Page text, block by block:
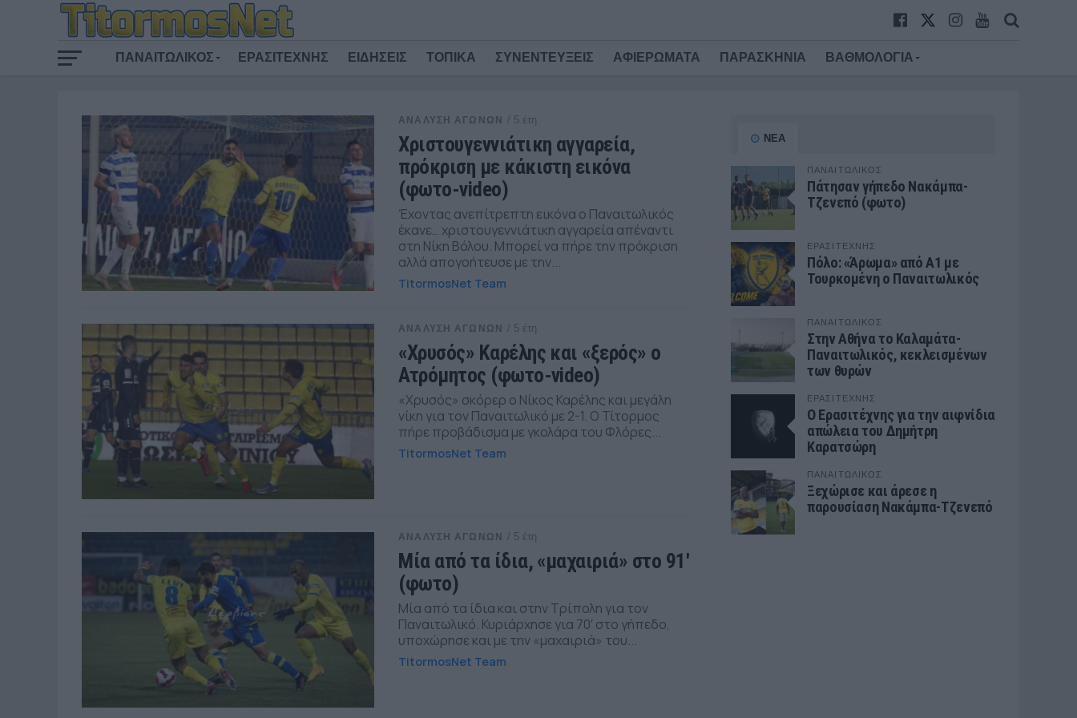
ΠΑΝΑΙΤΩΛΙΚΟΣ ΕΡΑΣΙΤΕΧΝΗΣ ΕΙΔΗΣΕΙΣ ΤΟΠΙΚΑ ΣΥΝΕΝΤΕΥΞΕΙΣ ΑΦΙΕΡΩΜΑΤΑ ΠΑΡΑΣΚΗΝΙΑ ΒΑΘΜΟΛΟΓΙΑ
ΑΝΑΛΥΣΗ ΑΓΩΝΩΝ / 5 έτη
Χριστουγεννιάτικη αγγαρεία,
πρόκριση με κάκιστη εικόνα
(φωτο-video)
Έχοντας ανεπίτρεπτη εικόνα ο Παναιτωλικός
έκανε… χριστουγεννιάτικη αγγαρεία απέναντι
στη Νίκη Βόλου. Μπορεί να πήρε την πρόκριση
αλλά απογοήτευσε με την...
TitormosNet Team
ΑΝΑΛΥΣΗ ΑΓΩΝΩΝ / 5 έτη
«Χρυσός» Καρέλης και «ξερός» ο
Ατρόμητος (φωτο-video)
«Χρυσός» σκόρερ ο Νίκος Καρέλης και μεγάλη
νίκη για τον Παναιτωλικό με 2-1. Ο Τίτορμος
πήρε προβάδισμα με γκολάρα του Φλόρες...
TitormosNet Team
ΑΝΑΛΥΣΗ ΑΓΩΝΩΝ / 5 έτη
Μία από τα ίδια, «μαχαιριά» στο 91′
(φωτο)
Μία από τα ίδια και στην Τρίπολη για τον
Παναιτωλικό. Κυριάρχησε για 70′ στο γήπεδο,
υποχώρησε και με την «μαχαιριά» του...
TitormosNet Team
ΝΕΑ
ΠΑΝΑΙΤΩΛΙΚΟΣ
Πάτησαν γήπεδο Νακάμπα-
Τζενεπό (φωτο)
ΕΡΑΣΙΤΕΧΝΗΣ
Πόλο: «Άρωμα» από Α1 με
Τουρκομένη ο Παναιτωλικός
ΠΑΝΑΙΤΩΛΙΚΟΣ
Στην Αθήνα το Καλαμάτα-
Παναιτωλικός, κεκλεισμένων
των θυρών
ΕΡΑΣΙΤΕΧΝΗΣ
Ο Ερασιτέχνης για την αιφνίδια
απώλεια του Δημήτρη
Καρατσώρη
ΠΑΝΑΙΤΩΛΙΚΟΣ
Ξεχώρισε και άρεσε η
παρουσίαση Νακάμπα-Τζενεπό